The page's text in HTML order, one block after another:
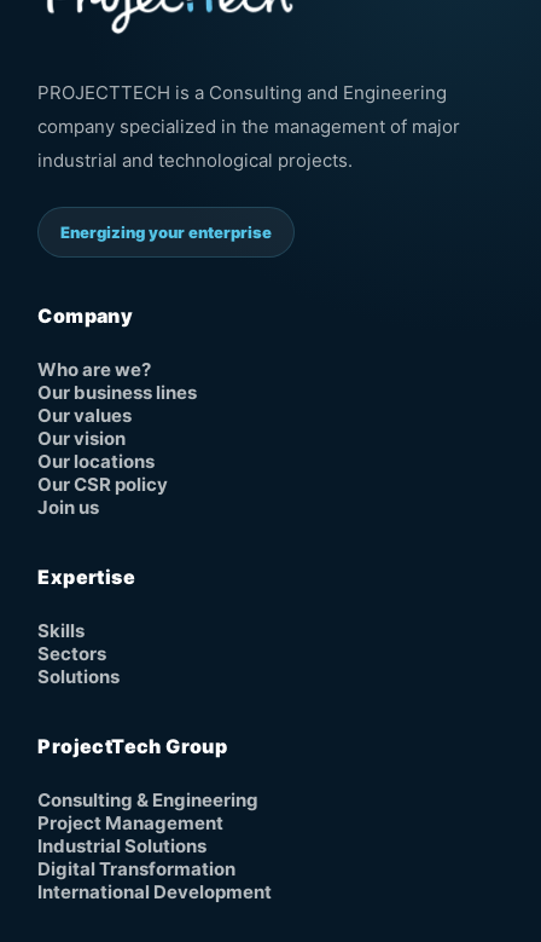
PROJECTTECH is a Consulting and Engineering
company specialized in the management of major
industrial and technological projects.
Energizing your enterprise
Company
Who are we?
Our business lines
Our values
Our vision
Our locations
Our CSR policy
Join us
Expertise
Skills
Sectors
Solutions
ProjectTech Group
Consulting & Engineering
Project Management
Industrial Solutions
Digital Transformation
International Development